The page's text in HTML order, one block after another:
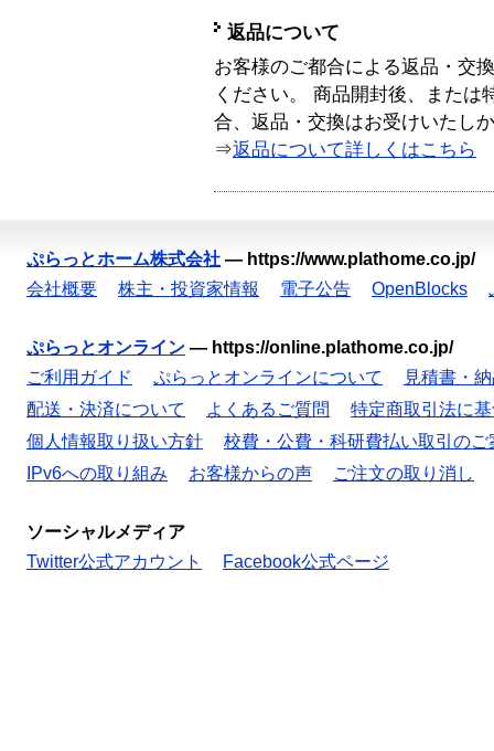
返品について
お客様のご都合による返品・交
ください。 商品開封後、または
合、返品・交換はお受けいたし
⇒返品について詳しくはこちら
ぷらっとホーム株式会社 — https://www.plathome.co.jp/
会社概要
株主・投資家情報 電子公告 OpenBlocks
ぷらっとオンライン — https://online.plathome.co.jp/
ご利用ガイド
ぷらっとオンラインについて
見積書・
配送・決済について
よくあるご質問
特定商取引法に
個人情報取り扱い方針
校費・公費・科研費払い取引のご
IPv6への取り組み
お客様からの声 ご注文の取り消し
ソーシャルメディア
Twitter公式アカウント
Facebook公式ページ